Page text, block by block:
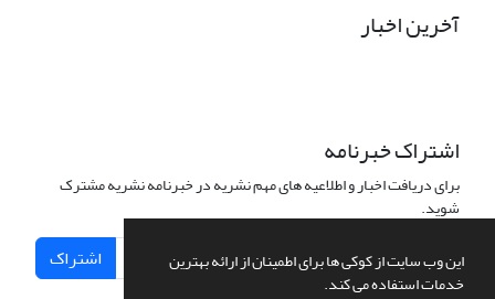
این وب سایت از کوکی ها برای اطمینان از ارائه بهترین
خدمات استفاده می کند.
آخرین اخبار
اشتراک خبرنامه
برای دریافت اخبار و اطلاعیه های مهم نشریه در خبرنامه نشریه مشترک
شوید.
اشتراک